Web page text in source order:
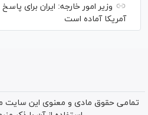
وزیر امور خارجه: ایران برای
آمریکا آماده است
تمامی حقوق مادی و معنوی این سایت